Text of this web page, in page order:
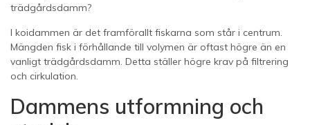
trädgårdsdamm?
I koidammen är det framförallt fiskarna som står i centrum.
Mängden fisk i förhållande till volymen är oftast högre än en
vanligt trädgårdsdamm. Detta ställer högre krav på filtrering
och cirkulation.
Dammens utformning och